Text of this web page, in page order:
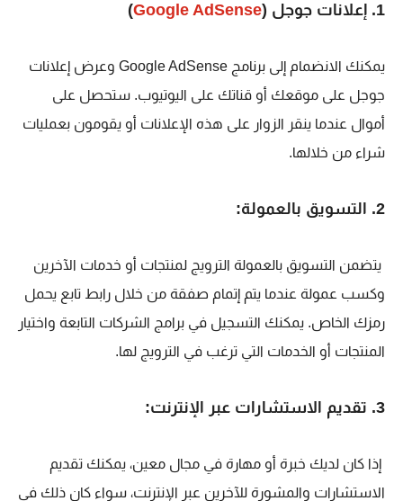
1. إعلانات جوجل ( Google AdSense
)
يمكنك الانضمام إلى برنامج Google AdSense وعرض إعلانات
جوجل على موقعك أو قناتك على اليوتيوب. ستحصل على
أموال عندما ينقر الزوار على هذه الإعلانات أو يقومون بعمليات
شراء من خلالها.
2. التسويق بالعمولة:
يتضمن التسويق بالعمولة الترويج لمنتجات أو خدمات الآخرين
وكسب عمولة عندما يتم إتمام صفقة من خلال رابط تابع يحمل
رمزك الخاص. يمكنك التسجيل في برامج الشركات التابعة واختيار
المنتجات أو الخدمات التي ترغب في الترويج لها.
3. تقديم الاستشارات عبر الإنترنت:
إذا كان لديك خبرة أو مهارة في مجال معين، يمكنك تقديم
الاستشارات والمشورة للآخرين عبر الإنترنت، سواء كان ذلك في